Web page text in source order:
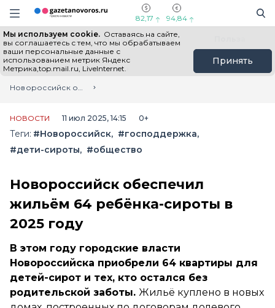
Информационный портал "ГазетаНоворос.ру"
Навигация сайта
82,17 94,84
Мы используем cookie. Оставаясь на сайте,
вы соглашаетесь с тем, что мы обрабатываем
ваши персональные данные с
использованием метрик Яндекс
Метрика,top.mail.ru, LiveInternet.
Принять
Все новости Новости России
Главная
Лента новостей
Новороссийск обеспечил жильём 64 ребёнка-сироты в 2025 году
НОВОСТИ 11 июл 2025, 14:15 0+
Теги: #Новороссийск
#господдержка
#дети-сироты
#общество
Новороссийск обеспечил
жильём 64 ребёнка-сироты в
2025 году
В этом году городские власти
Новороссийска приобрели 64 квартиры для
детей-сирот и тех, кто остался без
родительской заботы. Жильё куплено в новых